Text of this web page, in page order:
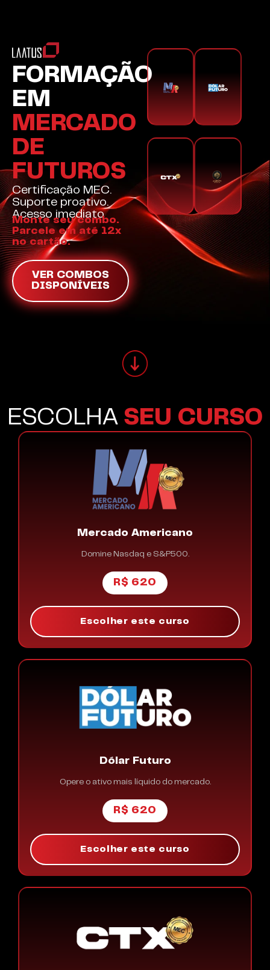
FORMAÇÃO
EM
MERCADO
DE
FUTUROS
Certificação MEC.
Suporte proativo.
Acesso imediato
Monte seu combo.
Parcele em até 12x
no cartão.
VER COMBOS
DISPONÍVEIS
ESCOLHA SEU CURSO
Mercado Americano
Domine Nasdaq e S&P500.
R$ 620
Escolher este curso
Dólar Futuro
Opere o ativo mais líquido do mercado.
R$ 620
Escolher este curso